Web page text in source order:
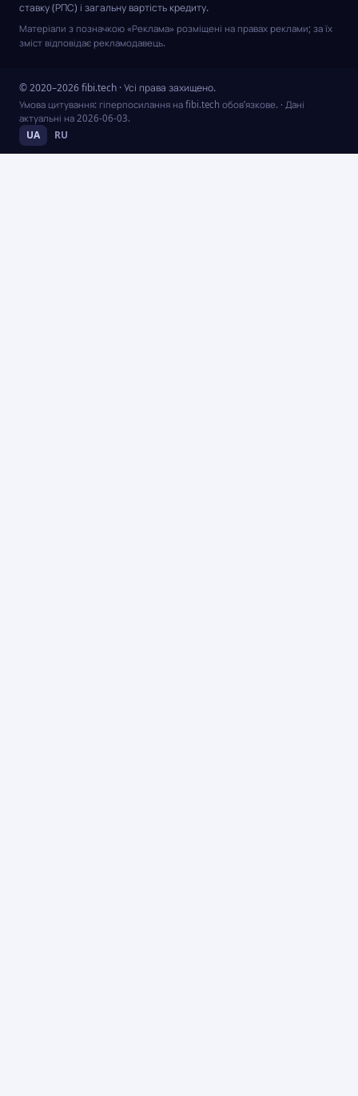
ставку (РПС) і загальну вартість кредиту.
Матеріали з позначкою «Реклама» розміщені на правах реклами; за їх
зміст відповідає рекламодавець.
© 2020–2026 fibi.tech · Усі права захищено.
Умова цитування: гіперпосилання на fibi.tech обов’язкове. · Дані
актуальні на 2026-06-03.
UA RU